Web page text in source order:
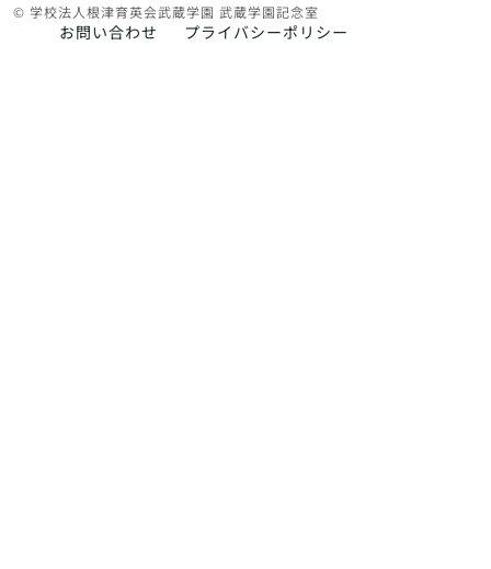
© 学校法人根津育英会武蔵学園 武蔵学園記念室
お問い合わせ プライバシーポリシー